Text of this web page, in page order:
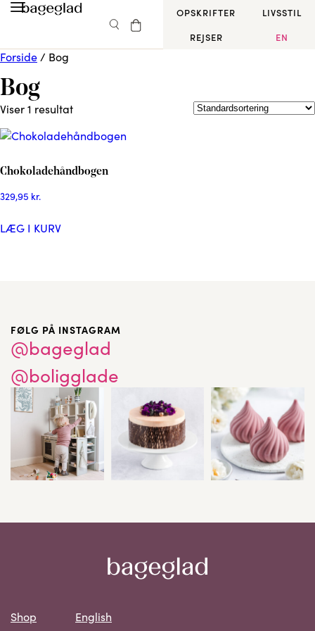
OPSKRIFTER
LIVSSTIL
REJSER
EN
Forside / Bog
Bog
Viser 1 resultat
Chokoladehåndbogen
329,95 kr.
LÆG I KURV
FØLG PÅ INSTAGRAM
@bageglad
@boligglade
Shop English